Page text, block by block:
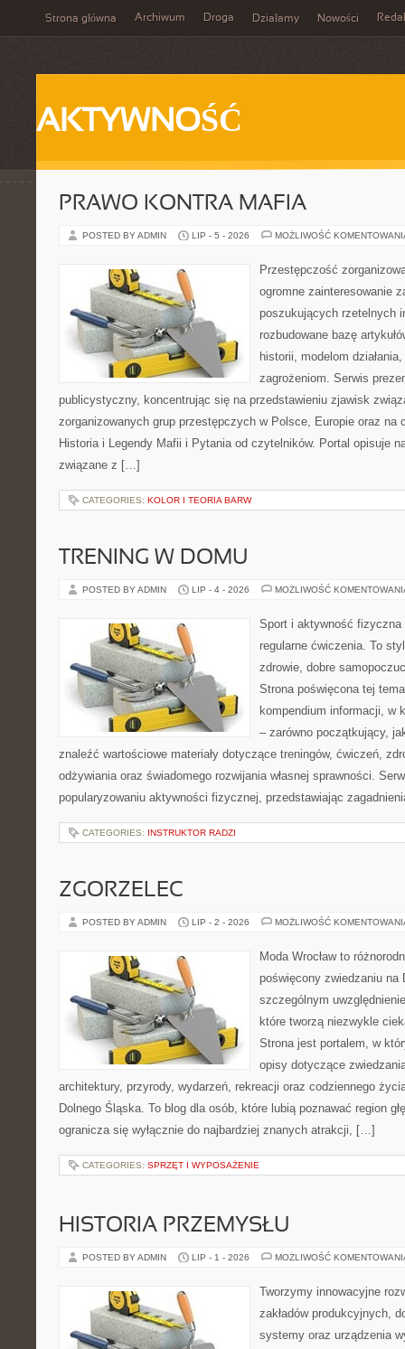
Strona główna Archiwum Droga Działamy Nowości
AKTYWNOŚĆ
PRAWO KONTRA MAFIA
POSTED BY ADMIN LIP - 5 - 2026 MOŻLIWOŚĆ
Przestępczość
ogromne zainteresowanie
poszukujących rzetelnych
rozbudowane bazę
historii, modelom
zagrożeniom. Serwis
publicystyczny, koncentrując się na przedstawieniu zjawisk
zorganizowanych grup przestępczych w Polsce, Europie oraz na
Historia i Legendy Mafii i Pytania od czytelników. Portal opisuje
związane z […]
CATEGORIES: KOLOR I TEORIA BARW
TRENING W DOMU
POSTED BY ADMIN LIP - 4 - 2026 MOŻLIWOŚĆ
Sport i aktywność
regularne ćwiczenia. To
zdrowie, dobre
Strona poświęcona tej
kompendium informacji, w
– zarówno początkujący,
znaleźć wartościowe materiały dotyczące treningów, ćwiczeń,
odżywiania oraz świadomego rozwijania własnej sprawności.
popularyzowaniu aktywności fizycznej, przedstawiając
CATEGORIES: INSTRUKTOR RADZI
ZGORZELEC
POSTED BY ADMIN LIP - 2 - 2026 MOŻLIWOŚĆ
Moda Wrocław to
poświęcony zwiedzaniu na
szczególnym
które tworzą niezwykle
Strona jest portalem, w
opisy dotyczące
architektury, przyrody, wydarzeń, rekreacji oraz codziennego
Dolnego Śląska. To blog dla osób, które lubią poznawać region
ogranicza się wyłącznie do najbardziej znanych atrakcji, […]
CATEGORIES: SPRZĘT I WYPOSAŻENIE
HISTORIA PRZEMYSŁU
POSTED BY ADMIN LIP - 1 - 2026 MOŻLIWOŚĆ
Tworzymy innowacyjne
zakładów produkcyjnych,
systemy oraz urządzenia